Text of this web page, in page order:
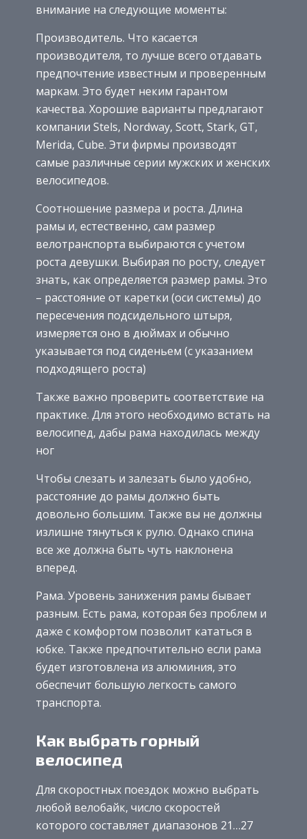
внимание на следующие моменты:
Производитель. Что касается
производителя, то лучше всего отдавать
предпочтение известным и проверенным
маркам. Это будет неким гарантом
качества. Хорошие варианты предлагают
компании Stels, Nordway, Scott, Stark, GT,
Merida, Cube. Эти фирмы производят
самые различные серии мужских и женских
велосипедов.
Соотношение размера и роста. Длина
рамы и, естественно, сам размер
велотранспорта выбираются с учетом
роста девушки. Выбирая по росту, следует
знать, как определяется размер рамы. Это
– расстояние от каретки (оси системы) до
пересечения подсидельного штыря,
измеряется оно в дюймах и обычно
указывается под сиденьем (с указанием
подходящего роста)
Также важно проверить соответствие на
практике. Для этого необходимо встать на
велосипед, дабы рама находилась между
ног
Чтобы слезать и залезать было удобно,
расстояние до рамы должно быть
довольно большим. Также вы не должны
излишне тянуться к рулю. Однако спина
все же должна быть чуть наклонена
вперед.
Рама. Уровень занижения рамы бывает
разным. Есть рама, которая без проблем и
даже с комфортом позволит кататься в
юбке. Также предпочтительно если рама
будет изготовлена из алюминия, это
обеспечит большую легкость самого
транспорта.
Как выбрать горный
велосипед
Для скоростных поездок можно выбрать
любой велобайк, число скоростей
которого составляет диапазонов 21…27